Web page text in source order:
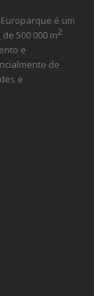
é um
500 000 m2
e
de
e